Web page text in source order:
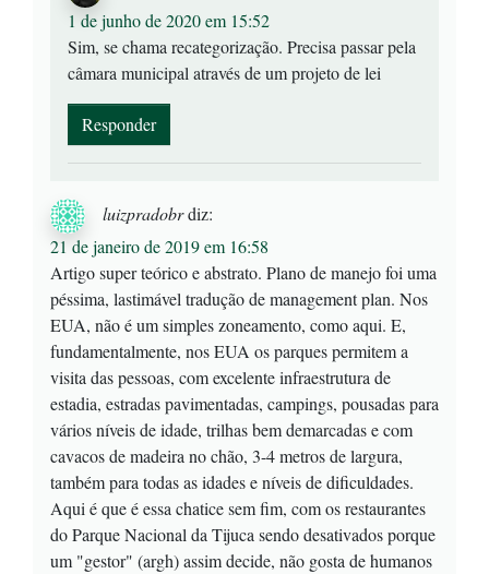
1 de junho de 2020 em 15:52
Sim, se chama recategorização. Precisa passar pela
câmara municipal através de um projeto de lei
Responder
luizpradobrdiz:
21 de janeiro de 2019 em 16:58
Artigo super teórico e abstrato. Plano de manejo foi uma
péssima, lastimável tradução de management plan. Nos
EUA, não é um simples zoneamento, como aqui. E,
fundamentalmente, nos EUA os parques permitem a
visita das pessoas, com excelente infraestrutura de
estadia, estradas pavimentadas, campings, pousadas para
vários níveis de idade, trilhas bem demarcadas e com
cavacos de madeira no chão, 3-4 metros de largura,
também para todas as idades e níveis de dificuldades.
Aqui é que é essa chatice sem fim, com os restaurantes
do Parque Nacional da Tijuca sendo desativados porque
um "gestor" (argh) assim decide, não gosta de humanos